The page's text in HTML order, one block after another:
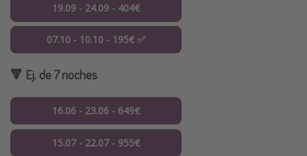
19.09 - 24.09 - 404€
07.10 - 10.10 - 195€ ✅
🔻 Ej. de 7 noches
16.06 - 23.06 - 649€
15.07 - 22.07 - 955€